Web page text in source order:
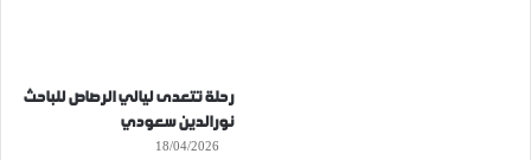
رحلة تتعدى ليالي الرصاص للباحث
نورالدين سعودي
18/04/2026